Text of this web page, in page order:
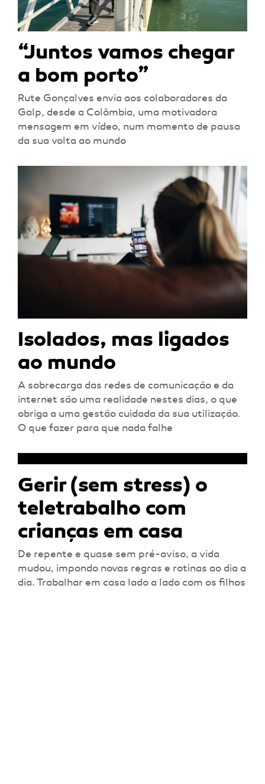
“Juntos vamos chegar
a bom porto”
Rute Gonçalves envia aos colaboradores da
Galp, desde a Colômbia, uma motivadora
mensagem em vídeo, num momento de pausa
da sua volta ao mundo
Isolados, mas ligados
ao mundo
A sobrecarga das redes de comunicação e da
internet são uma realidade nestes dias, o que
obriga a uma gestão cuidada da sua utilização.
O que fazer para que nada falhe